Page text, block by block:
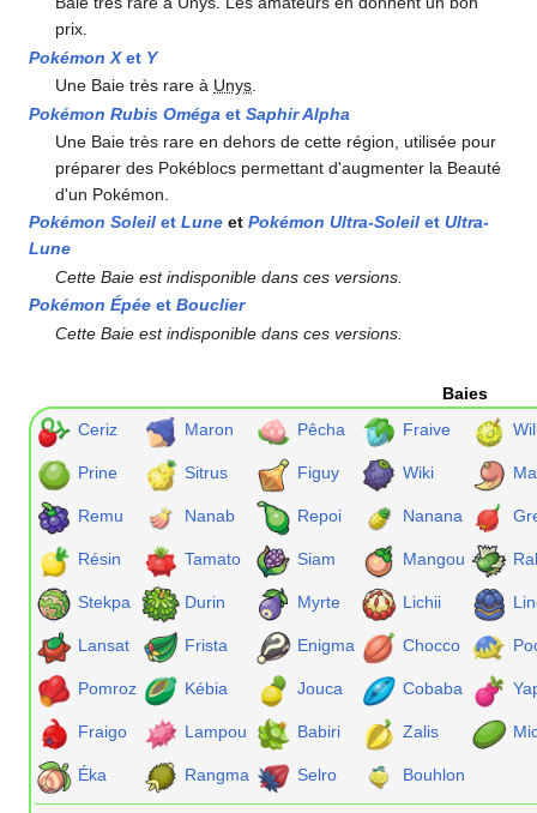
prix.
Pokémon Xet Y
Une Baie très rare à Unys
Pokémon Rubis Oméga et Saphir Alpha
Une Baie très rare en dehors de cette région, utilisée pour
préparer des Pokéblocs permettant d'augmenter la Beauté
d'un Pokémon.
Pokémon Soleil et Lune et Pokémon Ultra-Soleil et Ultra-
Lune
Cette Baie est indisponible dans ces versions.
Pokémon Épée et Bouclier
Cette Baie est indisponible dans ces versions.
Baies
Ceriz
Maron Pêcha Fraive
Prine Sitrus Figuy Wiki
Remu Nanab Repoi Nanana
Résin Tamato Siam Mangou
Stekpa Durin Myrte Lichii
Lansat Frista Enigma Chocco
Pomroz Kébia Jouca Cobaba
Fraigo Lampou Babiri Zalis
Éka Rangma Selro Bouhlon